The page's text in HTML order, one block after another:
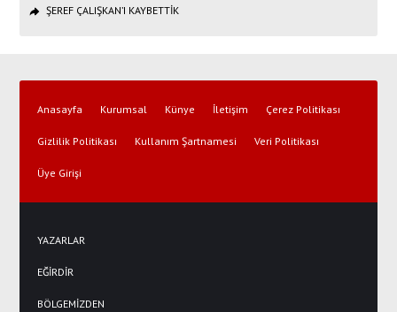
ŞEREF ÇALIŞKAN’I KAYBETTİK
Anasayfa Kurumsal Künye İletişim Çerez Politikası
Gizlilik Politikası Kullanım Şartnamesi Veri Politikası
Üye Girişi
YAZARLAR
EĞİRDİR
BÖLGEMİZDEN